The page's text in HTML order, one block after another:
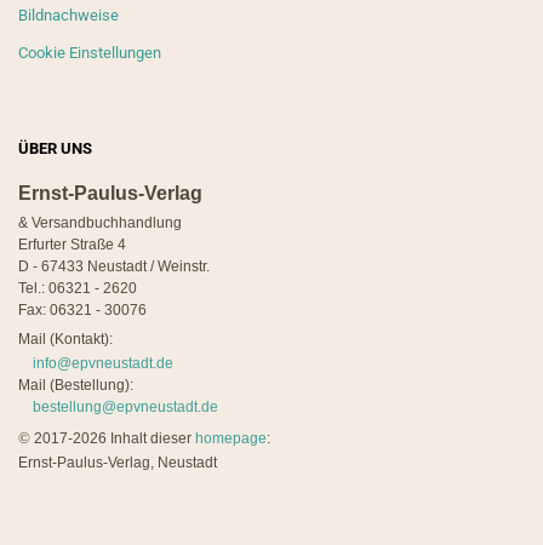
Bildnachweise
Cookie Einstellungen
ÜBER UNS
Ernst-Paulus-Verlag
& Versandbuchhandlung
Erfurter Straße 4
D - 67433 Neustadt / Weinstr.
Tel.: 06321 - 2620
Fax: 06321 - 30076
Mail (Kontakt):
info@epvneustadt.de
Mail (Bestellung):
bestellung@epvneustadt.de
© 2017-2026 Inhalt dieser homepage:
Ernst-Paulus-Verlag, Neustadt